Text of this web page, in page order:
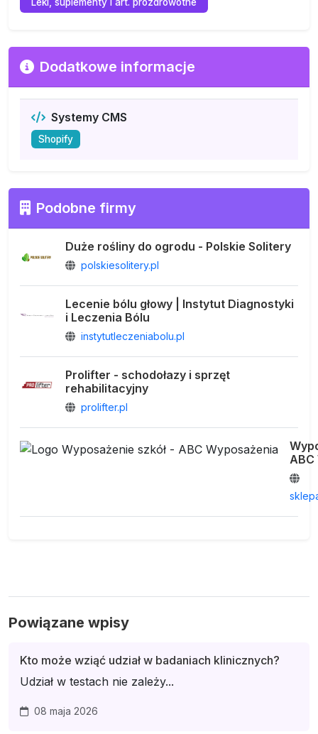
Dodatkowe informacje
Systemy CMS
Shopify
Podobne firmy
Duże rośliny do ogrodu - Polskie Solitery
polskiesolitery.pl
Lecenie bólu głowy | Instytut Diagnostyki
i Leczenia Bólu
instytutleczeniabolu.pl
Prolifter - schodołazy i sprzęt
rehabilitacyjny
prolifter.pl
ABC
Powiązane wpisy
Kto może wziąć udział w badaniach klinicznych?
Udział w testach nie zależy...
08 maja 2026